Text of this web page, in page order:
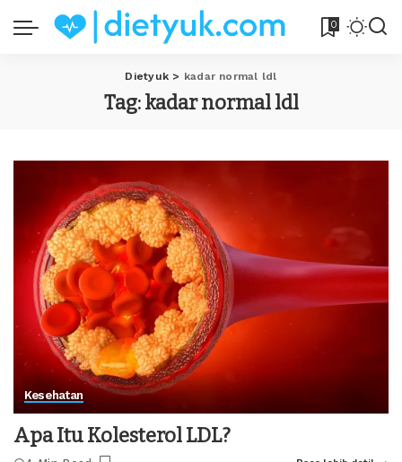
0
Dietyuk > kadar normal ldl
Tag:kadar normal ldl
Kesehatan
Apa Itu Kolesterol LDL?